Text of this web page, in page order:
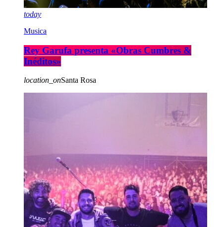
today
Musica
Rey Garufa presenta «Obras Cumbres &
Inéditos»
location_onSanta Rosa